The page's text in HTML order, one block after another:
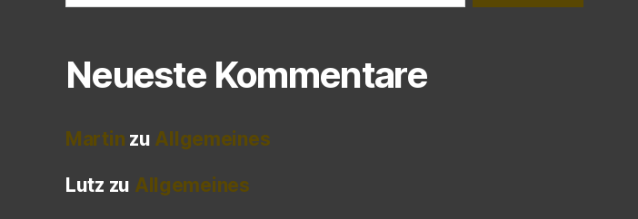
Neueste Kommentare
Martin zu Allgemeines
Lutz zu Allgemeines